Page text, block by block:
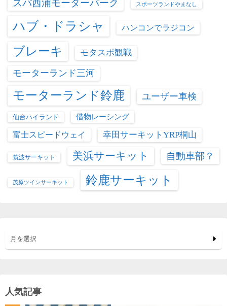
スパ西浦モーターパーク スポーツランドやまなし
ハブ・ドラシャ ハンコンでラジコン
ブレーキ モタスポ観戦
モーターランド三河
モーターランド鈴鹿 ユーザー車検
仙台ハイランド 借物レーシング
富士スピードウェイ 幸田サーキットYRP桐山
筑波サーキット 美浜サーキット 自動車部？
茂原ツインサーキット 鈴鹿サーキット
月を選択
人気記事